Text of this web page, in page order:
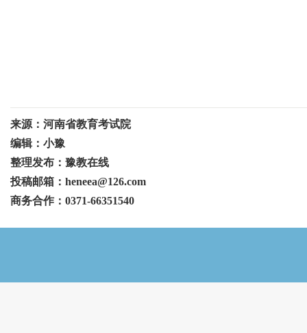
来源：河南省教育考试院
编辑：小豫
整理发布：豫教在线
投稿邮箱：heneea@126.com
商务合作：0371-66351540